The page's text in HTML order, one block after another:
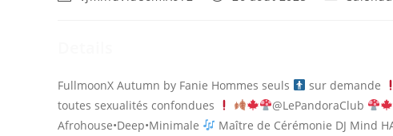
FullmoonX Autumn by Fanie Hommes seuls sur demande
toutes sexualités confondues
@LePandoraClub
Afrohouse•Deep•Minimale
Maître de Cérémonie DJ Mind